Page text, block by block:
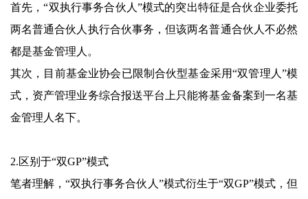
首先，“双执行事务合伙人”模式的突出特征是合伙企业委托
两名普通合伙人执行合伙事务，但该两名普通合伙人不必然
都是基金管理人。
其次，目前基金业协会已限制合伙型基金采用“双管理人”模
式，资产管理业务综合报送平台上只能将基金备案到一名基
金管理人名下。
2.区别于“双GP”模式
笔者理解，“双执行事务合伙人”模式衍生于“双GP”模式，但